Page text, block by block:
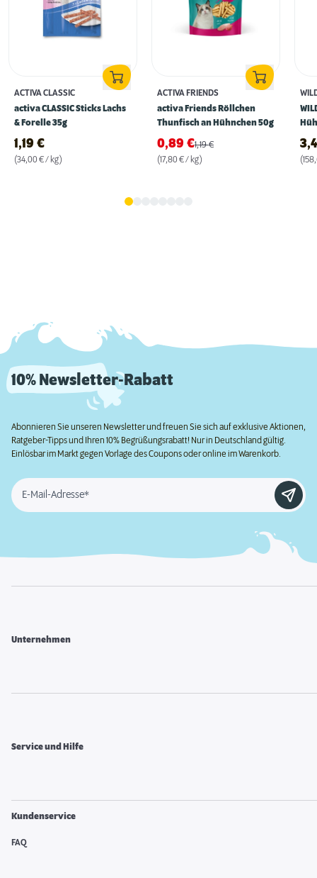
ACTIVA CLASSIC
activa CLASSIC Sticks Lachs
& Forelle 35g
1,19 €
(34,00 € / kg)
ACTIVA FRIENDS
activa Friends Röllchen
Thunfisch an Hühnchen 50g
0,89 €1,19€
(17,80 € / kg)
10% Newsletter-Rabatt
Abonnieren Sie unseren Newsletter und freuen Sie sich auf exklusive Aktionen,
Ratgeber-Tipps und Ihren 10% Begrüßungsrabatt! Nur in Deutschland gültig.
Einlösbar im Markt gegen Vorlage des Coupons oder online im Warenkorb.
E-Mail-Adresse*
Unternehmen
Service und Hilfe
Kundenservice
FAQ